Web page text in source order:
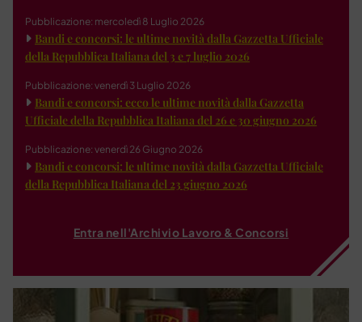
Pubblicazione: mercoledì 8 Luglio 2026
Bandi e concorsi: le ultime novità dalla Gazzetta Ufficiale
della Repubblica Italiana del 3 e 7 luglio 2026
Pubblicazione: venerdì 3 Luglio 2026
Bandi e concorsi: ecco le ultime novità dalla Gazzetta
Ufficiale della Repubblica Italiana del 26 e 30 giugno 2026
Pubblicazione: venerdì 26 Giugno 2026
Bandi e concorsi: le ultime novità dalla Gazzetta Ufficiale
della Repubblica Italiana del 23 giugno 2026
Entra nell'Archivio Lavoro & Concorsi